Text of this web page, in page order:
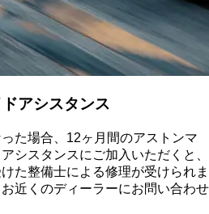
アシスタンス
た場合、12ヶ月間のアストンマ
シスタンスにご加入いただくと、
た整備士による修理が受けられま
近くのディーラーにお問い合わせ